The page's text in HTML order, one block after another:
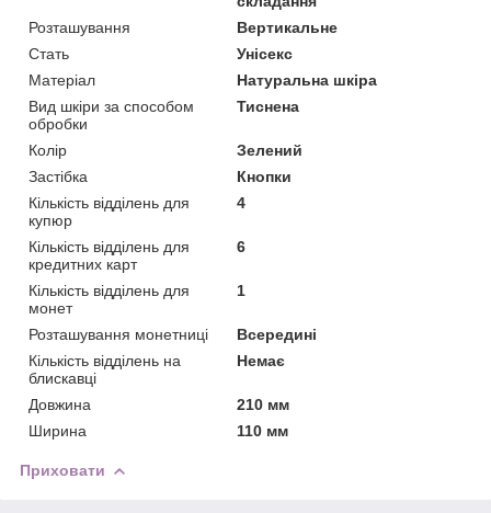
Розташування
Вертикальне
Стать
Унісекс
Матеріал
Натуральна шкіра
Вид шкіри за способом
обробки
Тиснена
Колір
Зелений
Застібка
Кнопки
Кількість відділень для
купюр
4
Кількість відділень для
кредитних карт
6
Кількість відділень для
монет
1
Розташування монетниці
Всередині
Кількість відділень на
блискавці
Немає
Довжина
210 мм
Ширина
110 мм
Приховати